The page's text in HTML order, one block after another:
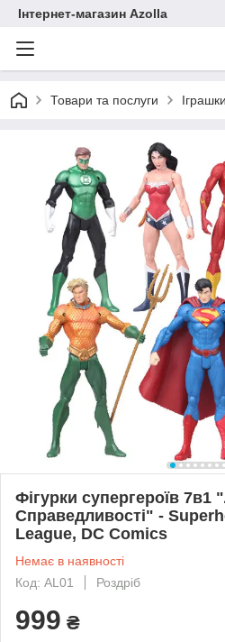
Інтернет-магазин Azolla
Товари та послуги
Фігурки супергероїв 7в1
Справедливості" -
League, DC Comics
Немає в наявності
Код: AL01
Роздріб
999 ₴